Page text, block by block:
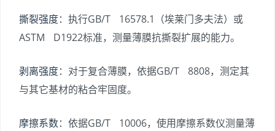
撕裂强度：执行GB/T 16578.1（埃莱门多夫法）或
ASTM D1922标准，测量薄膜抗撕裂扩展的能力。
剥离强度：对于复合薄膜，依据GB/T 8808，测定其
与其它基材的粘合牢固度。
摩擦系数：依据GB/T 10006，使用摩擦系数仪测量薄